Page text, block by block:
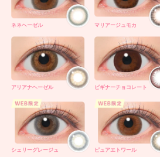
ネネヘーゼル マリアージュモカ
アリアナヘーゼル ビギナーチョコレート
シェリーグレージュ ピュアエトワール